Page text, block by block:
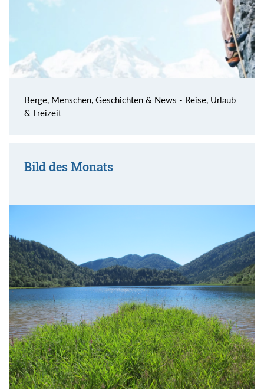
Berge, Menschen, Geschichten & News - Reise, Urlaub
& Freizeit
Bild des Monats